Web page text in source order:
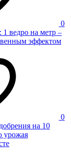
0
1 ведро на метр –
эффектом
0
на 10
урожая